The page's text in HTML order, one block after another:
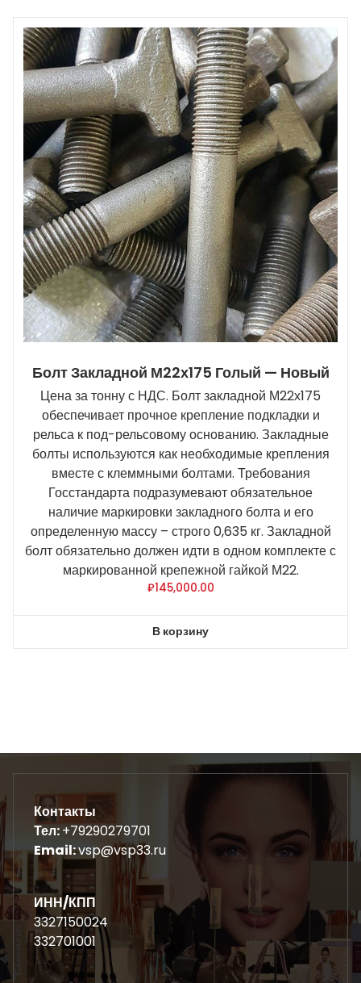
Болт Закладной М22х175 Голый — Новый
Цена за тонну с НДС. Болт закладной М22х175
обеспечивает прочное крепление подкладки и
рельса к под-рельсовому основанию. Закладные
болты используются как необходимые крепления
вместе с клеммными болтами. Требования
Госстандарта подразумевают обязательное
наличие маркировки закладного болта и его
определенную массу – строго 0,635 кг. Закладной
болт обязательно должен идти в одном комплекте с
маркированной крепежной гайкой М22.
₽145,000.00
В корзину
Контакты
Тел:+79290279701
Email:vsp@vsp33.ru
ИНН/КПП
3327150024
332701001